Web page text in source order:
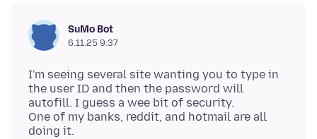
SuMo Bot
6.11.25 9:37
I'm seeing several site wanting you to type in
the user ID and then the password will
autofill. I guess a wee bit of security.
One of my banks, reddit, and hotmail are all
doing it.